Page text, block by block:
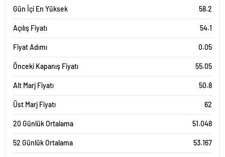
Gün İçi En Yüksek 58.2
Açılış Fiyatı 54.1
Fiyat Adımı 0.05
Önceki Kapanış Fiyatı 55.05
Alt Marj Fiyatı 50.8
Üst Marj Fiyatı 62
20 Günlük Ortalama 51.048
52 Günlük Ortalama 53.167